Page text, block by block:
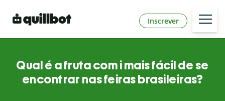
Inscrever
Qual é a fruta com i mais fácil de se
encontrar nas feiras brasileiras?